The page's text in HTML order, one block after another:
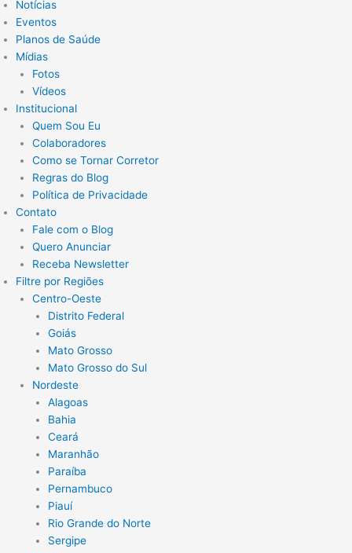
Notícias
Eventos
Planos de Saúde
Mídias
Fotos
Vídeos
Institucional
Quem Sou Eu
Colaboradores
Como se Tornar Corretor
Regras do Blog
Política de Privacidade
Contato
Fale com o Blog
Quero Anunciar
Receba Newsletter
Filtre por Regiões
Centro-Oeste
Distrito Federal
Goiás
Mato Grosso
Mato Grosso do Sul
Nordeste
Alagoas
Bahia
Ceará
Maranhão
Paraíba
Pernambuco
Piauí
Rio Grande do Norte
Sergipe